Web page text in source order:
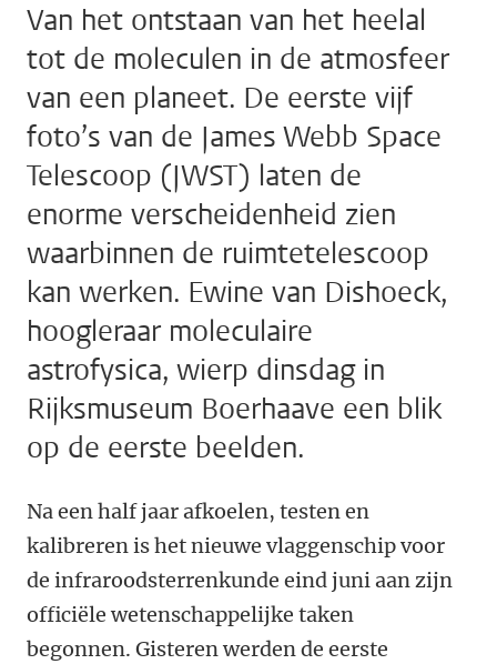
Van het ontstaan van het heelal
tot de moleculen in de atmosfeer
van een planeet. De eerste vijf
foto’s van de James Webb Space
Telescoop (JWST) laten de
enorme verscheidenheid zien
waarbinnen de ruimtetelescoop
kan werken. Ewine van Dishoeck,
hoogleraar moleculaire
astrofysica, wierp dinsdag in
Rijksmuseum Boerhaave een blik
op de eerste beelden.
Na een half jaar afkoelen, testen en
kalibreren is het nieuwe vlaggenschip voor
de infraroodsterrenkunde eind juni aan zijn
officiële wetenschappelijke taken
begonnen. Gisteren werden de eerste